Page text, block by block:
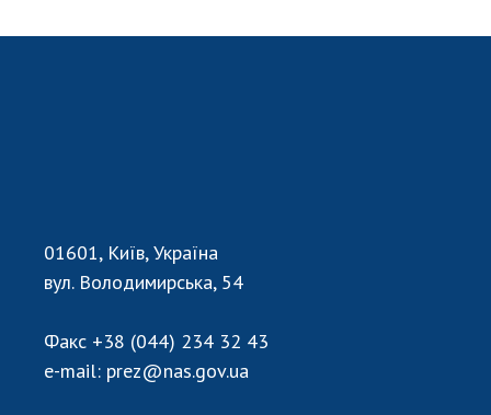
НОВИНИ
ЗАСІДАННЯ ПРЕЗИДІЇ НАН УКРАЇНИ
НАУКОВІ ВИДАННЯ
МЕДІА ПРО НАС
01601, Київ, Україна
вул. Володимирська, 54
Факс +38 (044) 234 32 43
e-mail: prez@nas.gov.ua